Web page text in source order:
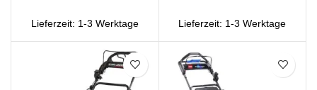
Lieferzeit: 1-3 Werktage Lieferzeit: 1-3 Werktage
SALE